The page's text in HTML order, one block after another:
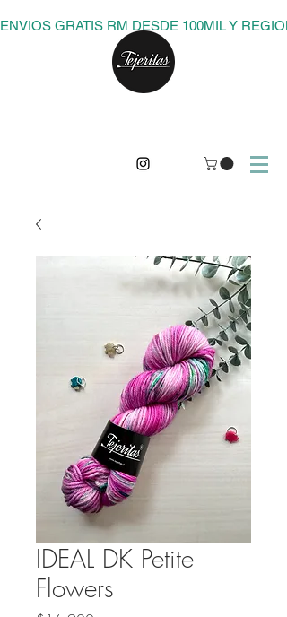
ENVIOS GRATIS RM DESDE 100MIL Y
IDEAL DK Petite
Flowers